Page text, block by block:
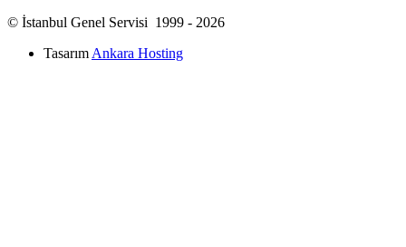
© İstanbul Genel Servisi 1999 - 2026
Tasarım Ankara Hosting